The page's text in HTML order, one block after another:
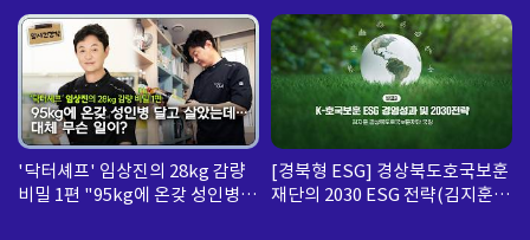
'닥터셰프' 임상진의 28kg 감량
비밀 1편 "95kg에 온갖 성인병
[경북형 ESG] 경상북도호국보훈
재단의 2030 ESG 전략(김지훈